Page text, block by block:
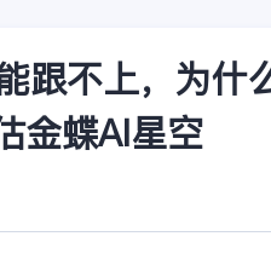
跟不上，为什
金蝶AI星空